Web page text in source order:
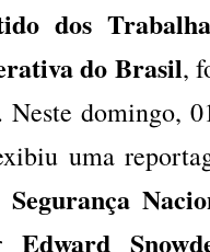
dos
do Brasil,
Neste domingo,
uma
Edward